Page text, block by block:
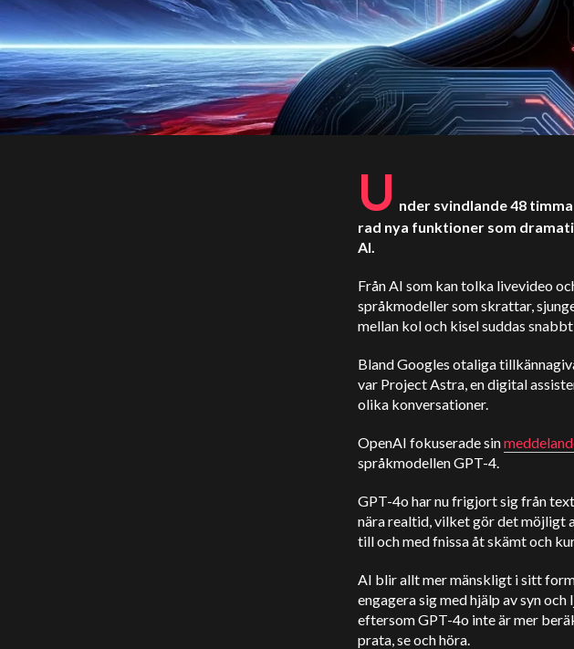
U nder svindlande 48
rad nya funktioner som
AI.
Från AI som kan tolka livevideo
språkmodeller som skrattar,
mellan kol och kisel suddas
Bland Googles otaliga
var Project Astra, en digital
olika konversationer.
OpenAI fokuserade sin
språkmodellen GPT-4.
GPT-4o har nu frigjort sig från
nära realtid, vilket gör det möjligt
till och med fnissa åt skämt och
AI blir allt mer mänskligt i sitt
engagera sig med hjälp av syn
eftersom GPT-4o inte är mer
prata, se och höra.